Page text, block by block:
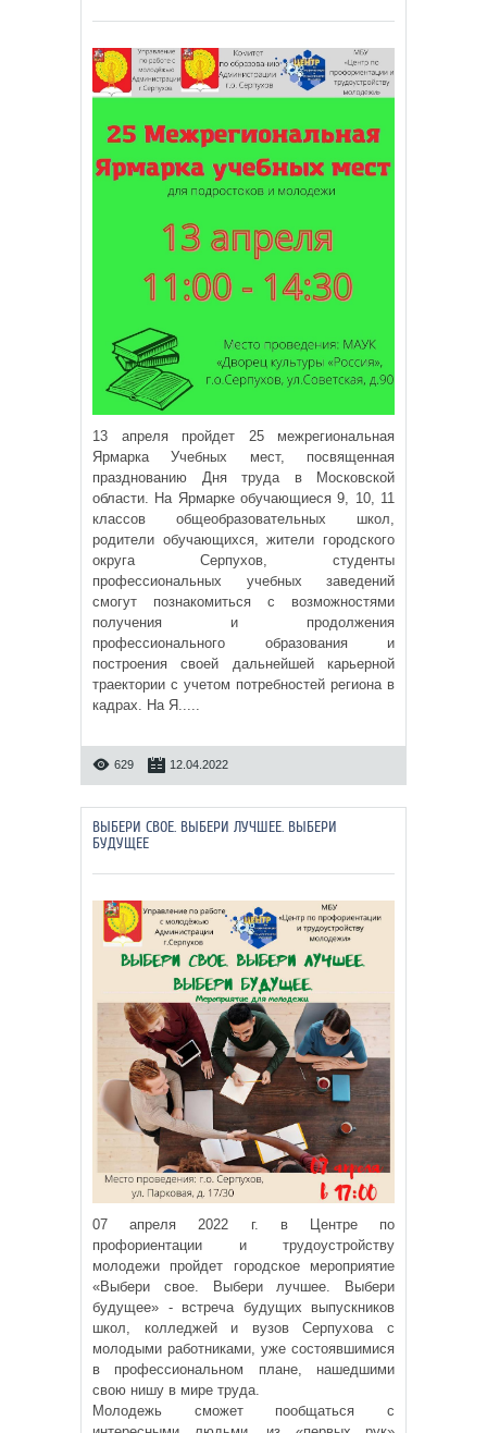
13 апреля пройдет 25 межрегиональная
Ярмарка Учебных мест, посвященная
празднованию Дня труда в Московской
области. На Ярмарке обучающиеся 9, 10, 11
классов общеобразовательных школ,
родители обучающихся, жители городского
округа Серпухов, студенты
профессиональных учебных заведений
смогут познакомиться с возможностями
получения и продолжения
профессионального образования и
построения своей дальнейшей карьерной
траектории с учетом потребностей региона в
кадрах. На Я.....
629 12.04.2022
ВЫБЕРИ СВОЕ. ВЫБЕРИ ЛУЧШЕЕ. ВЫБЕРИ
БУДУЩЕЕ
07 апреля 2022 г. в Центре по
профориентации и трудоустройству
молодежи пройдет городское мероприятие
«Выбери свое. Выбери лучшее. Выбери
будущее» - встреча будущих выпускников
школ, колледжей и вузов Серпухова с
молодыми работниками, уже состоявшимися
в профессиональном плане, нашедшими
свою нишу в мире труда.
Молодежь сможет пообщаться с